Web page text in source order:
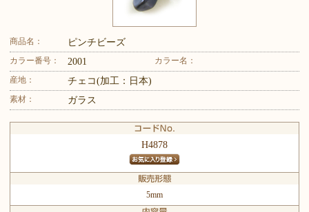
商品名： ピンチビーズ
カラー番号： 2001
カラー名：
産地：
チェコ(加工：日本)
素材： ガラス
H4878
5mm